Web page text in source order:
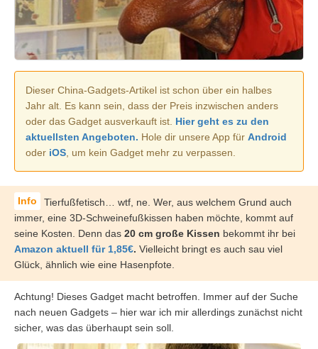
Dieser China-Gadgets-Artikel ist schon über ein halbes
Jahr alt. Es kann sein, dass der Preis inzwischen anders
oder das Gadget ausverkauft ist. Hier geht es zu den
aktuellsten Angeboten. Hole dir unsere App für Android
oder iOS , um kein Gadget mehr zu verpassen.
Tierfußfetisch… wtf, ne. Wer, aus welchem Grund auch
immer, eine 3D-Schweinefußkissen haben möchte, kommt auf
seine Kosten. Denn das 20 cm große Kissen bekommt ihr bei
Amazon aktuell für 1,85€. Vielleicht bringt es auch sau viel
Glück, ähnlich wie eine Hasenpfote.
Achtung! Dieses Gadget macht betroffen. Immer auf der Suche
nach neuen Gadgets – hier war ich mir allerdings zunächst nicht
sicher, was das überhaupt sein soll.